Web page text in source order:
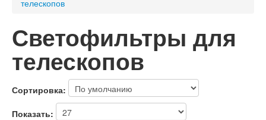
телескопов
Светофильтры для
телескопов
Сортировка:
Показать: